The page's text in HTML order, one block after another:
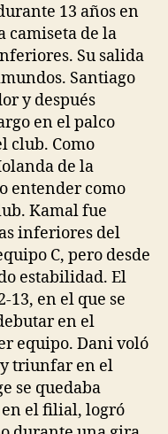
13 años en
camiseta de la
Su salida
Santiago
y después
en el palco
club. Como
de la
entender como
Kamal fue
inferiores del
C, pero desde
estabilidad. El
13, en el que se
en el
equipo. Dani voló
triunfar en el
se quedaba
en el filial, logró